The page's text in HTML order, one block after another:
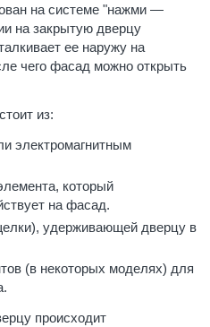
на системе "нажми —
на закрытую дверцу
ее наружу на
чего фасад можно открыть
из:
электромагнитным
который
на фасад.
удерживающей дверцу в
(в некоторых моделях) для
происходит